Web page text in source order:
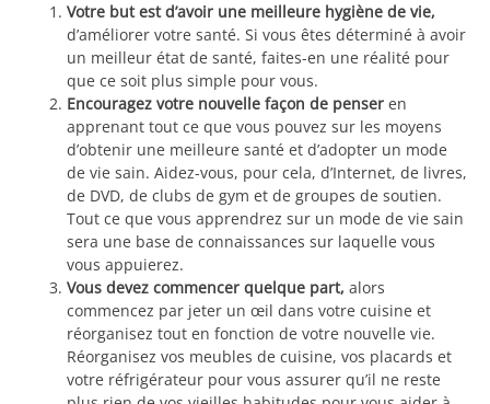
Votre but est d’avoir une meilleure hygiène de vie,
d’améliorer votre santé. Si vous êtes déterminé à avoir
un meilleur état de santé, faites-en une réalité pour
que ce soit plus simple pour vous.
Encouragez votre nouvelle façon de penser en
apprenant tout ce que vous pouvez sur les moyens
d’obtenir une meilleure santé et d’adopter un mode
de vie sain. Aidez-vous, pour cela, d’Internet, de livres,
de DVD, de clubs de gym et de groupes de soutien.
Tout ce que vous apprendrez sur un mode de vie sain
sera une base de connaissances sur laquelle vous
vous appuierez.
Vous devez commencer quelque part, alors
commencez par jeter un œil dans votre cuisine et
réorganisez tout en fonction de votre nouvelle vie.
Réorganisez vos meubles de cuisine, vos placards et
votre réfrigérateur pour vous assurer qu’il ne reste